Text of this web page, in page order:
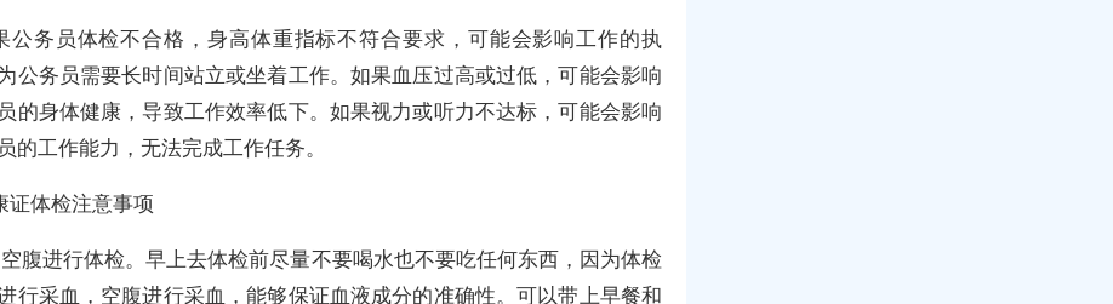
公务员体检不合格，身高体重指标不符合要求，可能会影响工作的执
公务员需要长时间站立或坐着工作。如果血压过高或过低，可能会影响
的身体健康，导致工作效率低下。如果视力或听力不达标，可能会影响
的工作能力，无法完成工作任务。
证体检注意事项
腹进行体检。早上去体检前尽量不要喝水也不要吃任何东西，因为体检
行采血，空腹进行采血，能够保证血液成分的准确性。可以带上早餐和